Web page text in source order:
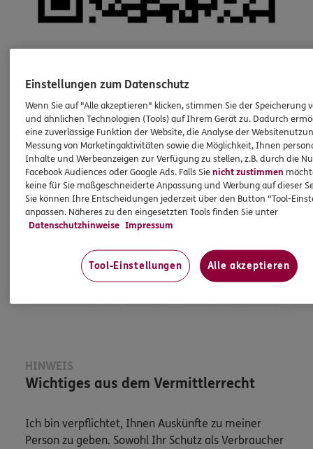
HINWEIS
Wichtiges aus dem Vermittlerrecht
Ich bin verpflichtet, Ihnen Auskünfte zu meiner
Person zu geben. Sowohl Ihr Schutz als Verbraucher
Einstellungen zum Datenschutz
Wenn Sie auf "Alle akzeptieren" klicken, stimmen Sie der Speicherung
und ähnlichen Technologien (Tools) auf Ihrem Gerät zu. Dadurch
eine zuverlässige Funktion der Website, die Analyse der
Messung von Marketingaktivitäten sowie die Möglichkeit, Ihnen
Inhalte und Werbeanzeigen zur Verfügung zu stellen, z.B. durch die
Facebook Audiences oder Google Ads. Falls Sienicht zustimmen
keine für Sie maßgeschneiderte Anpassung und Werbung auf dieser
Sie können Ihre Entscheidungen jederzeit über den Button "Tool-
anpassen. Näheres zu den eingesetzten Tools finden Sie unter
Datenschutzhinweise Impressum
Tool-Einstellungen Alle akzeptieren